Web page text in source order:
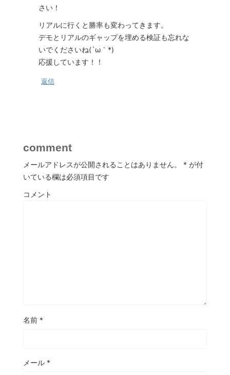
さい！
リアルに行くと勝率も変わってきます。
デモとリアルのギャップを埋める検証も忘れな
いでくださいね(´ω｀*)
応援しています！！
返信
comment
メールアドレスが公開されることはありません。 * が付
いている欄は必須項目です
コメント
名前 *
メール *